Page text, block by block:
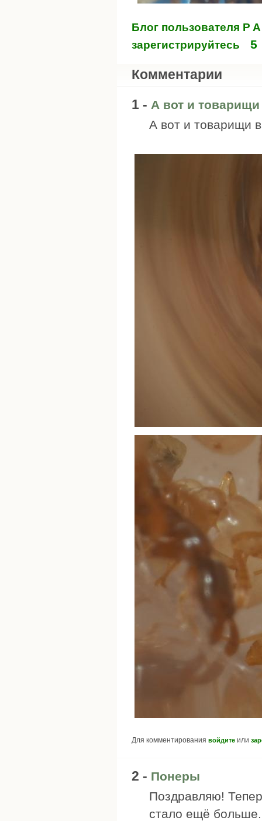
Блог пользователя P A
зарегистрируйтесь
5
Комментарии
1 - А вот и
А вот и товарищи
Для комментирования войдите или
2 - Понеры
Поздравляю!
стало ещё больше.